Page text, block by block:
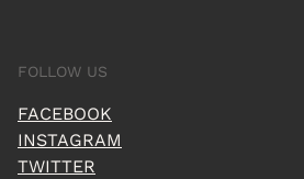
FOLLOW US
FACEBOOK
INSTAGRAM
TWITTER